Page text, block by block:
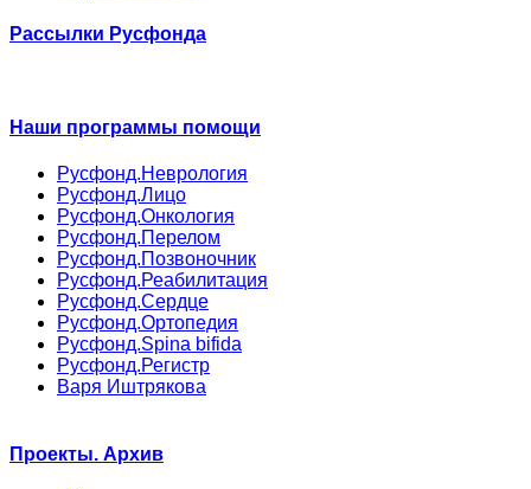
Рассылки Русфонда
Наши программы помощи
Русфонд.Неврология
Русфонд.Лицо
Русфонд.Онкология
Русфонд.Перелом
Русфонд.Позвоночник
Русфонд.Реабилитация
Русфонд.Сердце
Русфонд.Ортопедия
Русфонд.Spina bifida
Русфонд.Регистр
Варя Иштрякова
Проекты. Архив